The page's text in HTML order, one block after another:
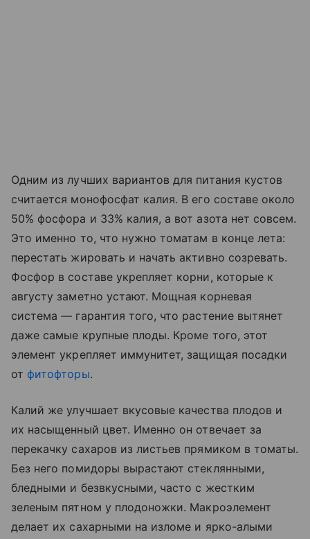
Одним из лучших вариантов для питания кустов
считается монофосфат калия. В его составе около
50% фосфора и 33% калия, а вот азота нет совсем.
Это именно то, что нужно томатам в конце лета:
перестать жировать и начать активно созревать.
Фосфор в составе укрепляет корни, которые к
августу заметно устают. Мощная корневая
система — гарантия того, что растение вытянет
даже самые крупные плоды. Кроме того, этот
элемент укрепляет иммунитет, защищая посадки
от фитофторы.
Калий же улучшает вкусовые качества плодов и
их насыщенный цвет. Именно он отвечает за
перекачку сахаров из листьев прямиком в томаты.
Без него помидоры вырастают стеклянными,
бледными и безвкусными, часто с жестким
зеленым пятном у плодоножки. Макроэлемент
делает их сахарными на изломе и ярко-алыми